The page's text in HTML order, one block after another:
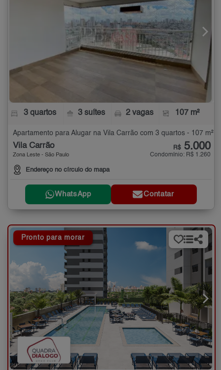
3 quartos 3 suítes 2 vagas 107 m²
Apartamento para Alugar na Vila Carrão com 3 quartos - 107 m²
Vila Carrão
Zona Leste - São Paulo
Endereço no círculo do mapa
R$ 5.000
Condomínio: R$ 1.260
WhatsApp Contatar
Pronto para morar